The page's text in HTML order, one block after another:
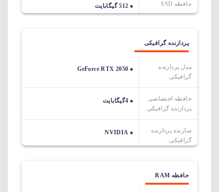
حافظه SSD 512 گیگابایت
پردازنده گرافیکی
مدل پردازنده
گرافیکی
GeForce RTX 2050
حافظه اختصاصی
پردازنده گرافیکی
4گیگابایت
سازنده پردازنده
گرافیکی
NVIDIA
حافظه RAM